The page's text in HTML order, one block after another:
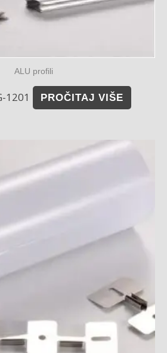
ALU profili
1201 PROČITAJ VIŠE